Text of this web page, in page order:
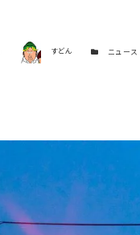
著者 すどん カテゴリー
ニュース